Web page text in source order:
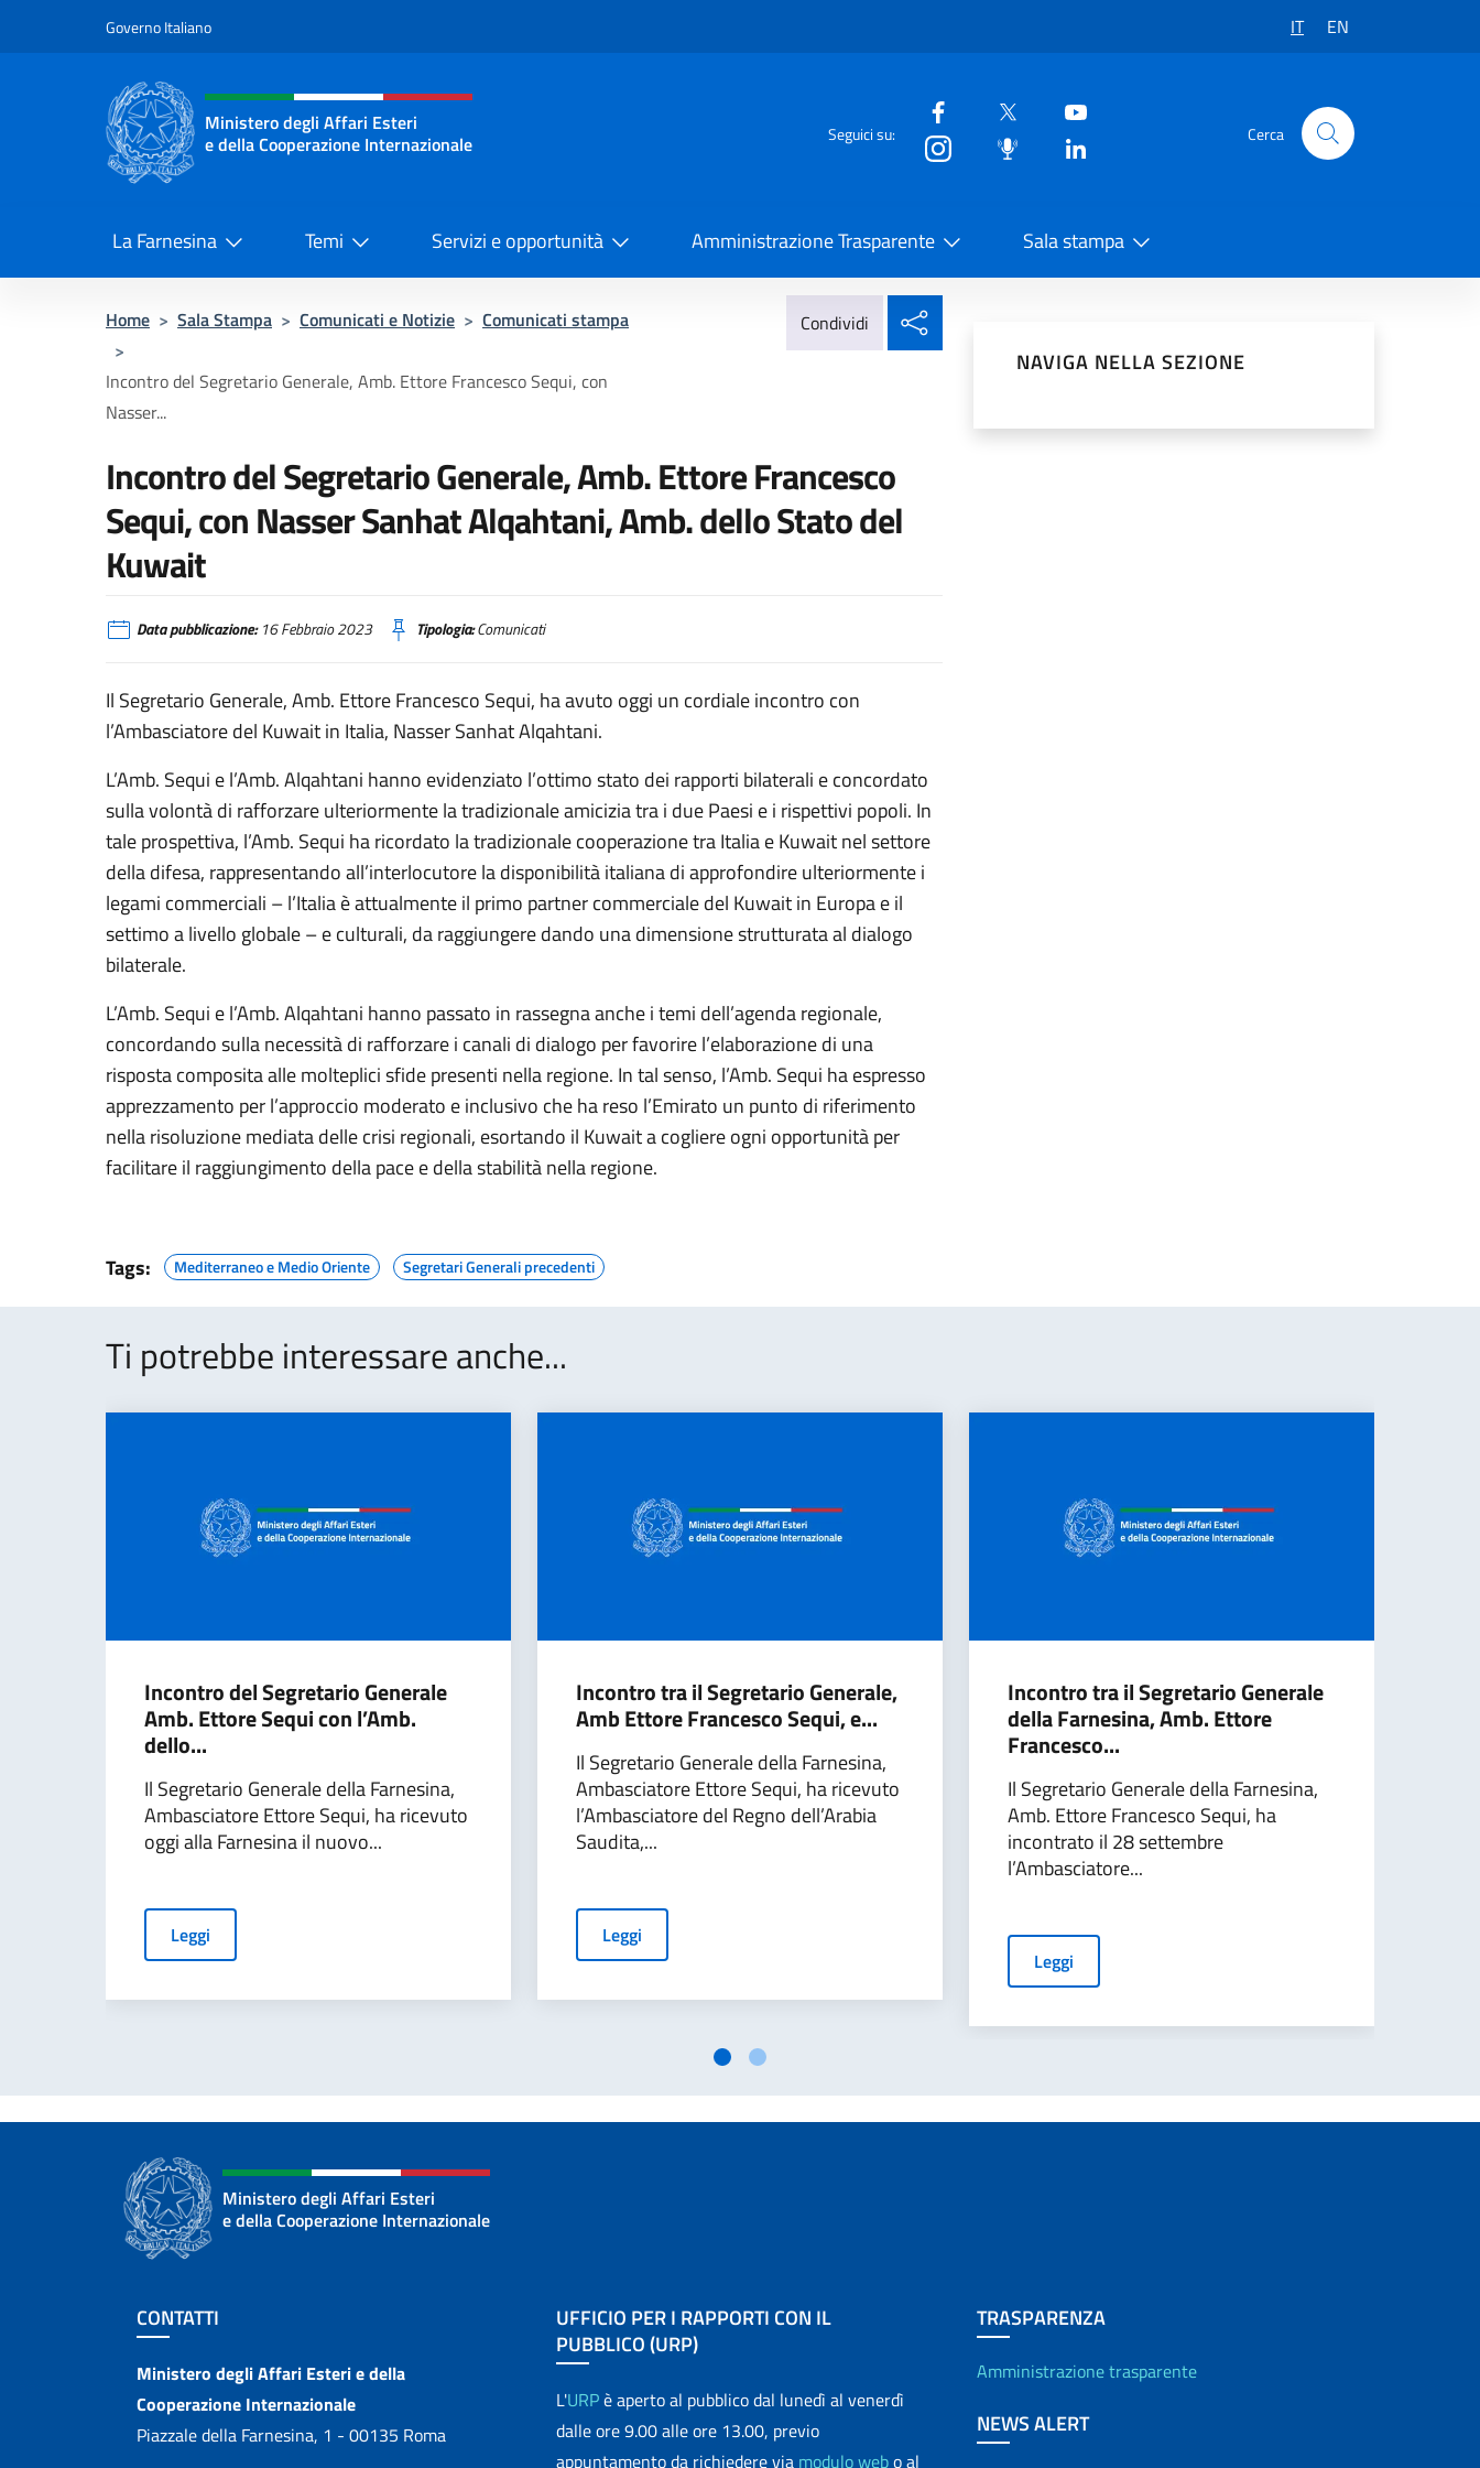
Governo Italiano IT EN
Intestazione sito, social e menù
Ministero degli Affari Esteri
e della Cooperazione Internazionale
Seguici su: Cerca
La Farnesina Temi Servizi e opportunità Amministrazione Trasparente Sala stampa
Home > Sala Stampa > Comunicati e Notizie > Comunicati stampa
>
Incontro del Segretario Generale, Amb. Ettore Francesco Sequi, con
Nasser...
Condividi
Incontro del Segretario Generale, Amb. Ettore Francesco
Sequi, con Nasser Sanhat Alqahtani, Amb. dello Stato del
Kuwait
Data pubblicazione:16 Febbraio 2023 Tipologia:Comunicati
Il Segretario Generale, Amb. Ettore Francesco Sequi, ha avuto oggi un cordiale incontro con
l’Ambasciatore del Kuwait in Italia, Nasser Sanhat Alqahtani.
L’Amb. Sequi e l’Amb. Alqahtani hanno evidenziato l’ottimo stato dei rapporti bilaterali e concordato
sulla volontà di rafforzare ulteriormente la tradizionale amicizia tra i due Paesi e i rispettivi popoli. In
tale prospettiva, l’Amb. Sequi ha ricordato la tradizionale cooperazione tra Italia e Kuwait nel settore
della difesa, rappresentando all’interlocutore la disponibilità italiana di approfondire ulteriormente i
legami commerciali – l’Italia è attualmente il primo partner commerciale del Kuwait in Europa e il
settimo a livello globale – e culturali, da raggiungere dando una dimensione strutturata al dialogo
bilaterale.
L’Amb. Sequi e l’Amb. Alqahtani hanno passato in rassegna anche i temi dell’agenda regionale,
concordando sulla necessità di rafforzare i canali di dialogo per favorire l’elaborazione di una
risposta composita alle molteplici sfide presenti nella regione. In tal senso, l’Amb. Sequi ha espresso
apprezzamento per l’approccio moderato e inclusivo che ha reso l’Emirato un punto di riferimento
nella risoluzione mediata delle crisi regionali, esortando il Kuwait a cogliere ogni opportunità per
facilitare il raggiungimento della pace e della stabilità nella regione.
Tags: Mediterraneo e Medio Oriente Segretari Generali precedenti
NAVIGA NELLA SEZIONE
Ti potrebbe interessare anche...
Incontro del Segretario Generale
Amb. Ettore Sequi con l’Amb.
dello...
Il Segretario Generale della Farnesina,
Ambasciatore Ettore Sequi, ha ricevuto
oggi alla Farnesina il nuovo...
Leggi
Incontro tra il Segretario Generale,
Amb Ettore Francesco Sequi, e...
Il Segretario Generale della Farnesina,
Ambasciatore Ettore Sequi, ha ricevuto
l’Ambasciatore del Regno dell’Arabia
Saudita,...
Leggi
Incontro tra il Segretario Generale
della Farnesina, Amb. Ettore
Francesco...
Il Segretario Generale della Farnesina,
Amb. Ettore Francesco Sequi, ha
incontrato il 28 settembre
l’Ambasciatore...
Leggi
Ministero degli Affari Esteri
e della Cooperazione Internazionale
Sezione footer
CONTATTI
Contatti
Ministero degli Affari Esteri e della
Cooperazione Internazionale
Piazzale della Farnesina, 1 - 00135 Roma
UFFICIO PER I RAPPORTI CON IL
PUBBLICO (URP)
L'URPè aperto al pubblico dal lunedì al venerdì
dalle ore 9.00 alle ore 13.00, previo
appuntamento da richiedere via modulo webo al
TRASPARENZA
Amministrazione trasparente
NEWS ALERT